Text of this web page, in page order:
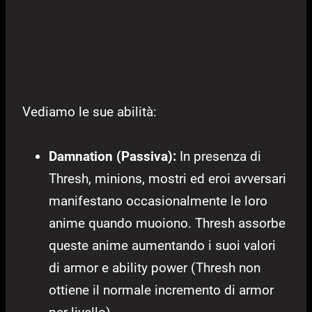
Vediamo le sue abilità:
Damnation (Passiva): In presenza di
Thresh, minions, mostri ed eroi avversari
manifestano occasionalmente le loro
anime quando muoiono. Thresh assorbe
queste anime aumentando i suoi valori
di armor e ability power (Thresh non
ottiene il normale incremento di armor